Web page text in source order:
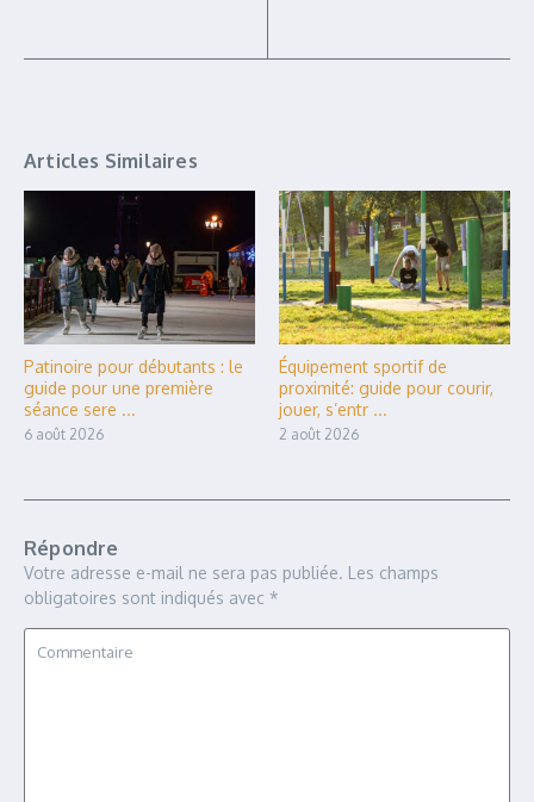
Articles Similaires
Patinoire pour débutants : le
guide pour une première
séance sere ...
6 août 2026
Équipement sportif de
proximité: guide pour courir,
jouer, s’entr ...
2 août 2026
Répondre
Votre adresse e-mail ne sera pas publiée. Les champs
obligatoires sont indiqués avec *